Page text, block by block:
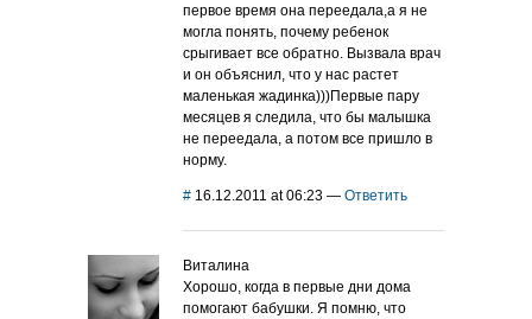
первое время она переедала,а я не
могла понять, почему ребенок
срыгивает все обратно. Вызвала врач
и он объяснил, что у нас растет
маленькая жадинка)))Первые пару
месяцев я следила, что бы малышка
не переедала, а потом все пришло в
норму.
# 16.12.2011 at 06:23 — Ответить
Виталина
Хорошо, когда в первые дни дома
помогают бабушки. Я помню, что